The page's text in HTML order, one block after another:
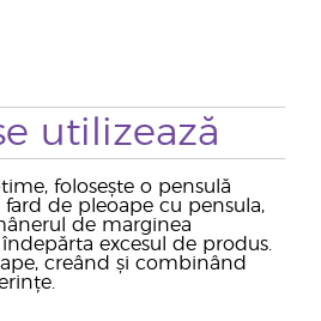
utilizează
folosește o pensulă
de pleoape cu pensula,
de marginea
excesul de produs.
creând și combinând